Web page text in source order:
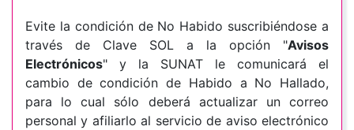
Evite la condición de No Habido suscribiéndose a
través de Clave SOL a la opción "Avisos
Electrónicos" y la SUNAT le comunicará el
cambio de condición de Habido a No Hallado,
para lo cual sólo deberá actualizar un correo
personal y afiliarlo al servicio de aviso electrónico